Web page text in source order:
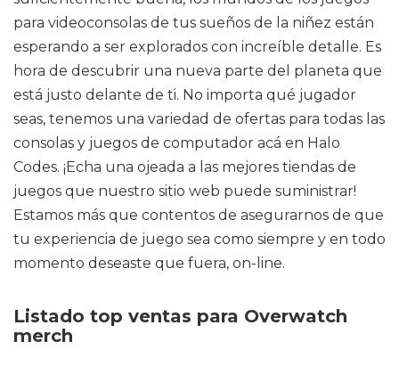
para videoconsolas de tus sueños de la niñez están
esperando a ser explorados con increíble detalle. Es
hora de descubrir una nueva parte del planeta que
está justo delante de ti. No importa qué jugador
seas, tenemos una variedad de ofertas para todas las
consolas y juegos de computador acá en Halo
Codes. ¡Echa una ojeada a las mejores tiendas de
juegos que nuestro sitio web puede suministrar!
Estamos más que contentos de asegurarnos de que
tu experiencia de juego sea como siempre y en todo
momento deseaste que fuera, on-line.
Listado top ventas para Overwatch
merch